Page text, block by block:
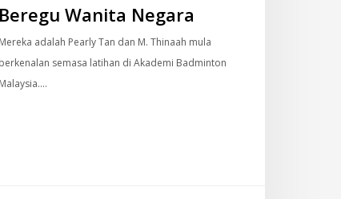
Beregu Wanita Negara
Mereka adalah Pearly Tan dan M. Thinaah mula
berkenalan semasa latihan di Akademi Badminton
Malaysia.…